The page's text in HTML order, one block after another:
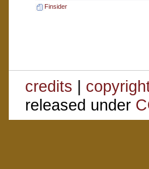
Finsider
credits |
released under